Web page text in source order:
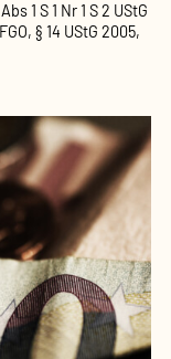
1 S 1 Nr 1 S 2 UStG
§ 14 UStG 2005,